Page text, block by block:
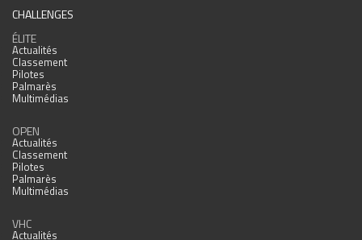
CHALLENGES
ÉLITE
Actualités
Classement
Pilotes
Palmarès
Multimédias
OPEN
Actualités
Classement
Pilotes
Palmarès
Multimédias
VHC
Actualités